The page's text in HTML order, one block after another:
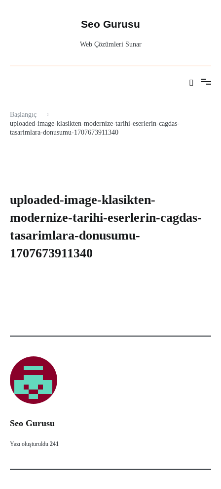
Seo Gurusu
Web Çözümleri Sunar
Başlangıç
uploaded-image-klasikten-modernize-tarihi-eserlerin-cagdas-
tasarimlara-donusumu-1707673911340
uploaded-image-klasikten-
modernize-tarihi-eserlerin-cagdas-
tasarimlara-donusumu-
1707673911340
Seo Gurusu
Yazı oluşturuldu 241